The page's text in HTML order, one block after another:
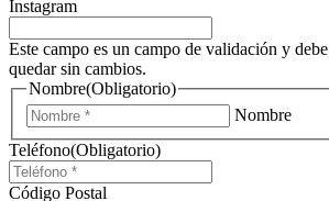
Instagram
Este campo es un campo de validación y debe
quedar sin cambios.
Nombre(Obligatorio)
Nombre
Teléfono(Obligatorio)
Código Postal